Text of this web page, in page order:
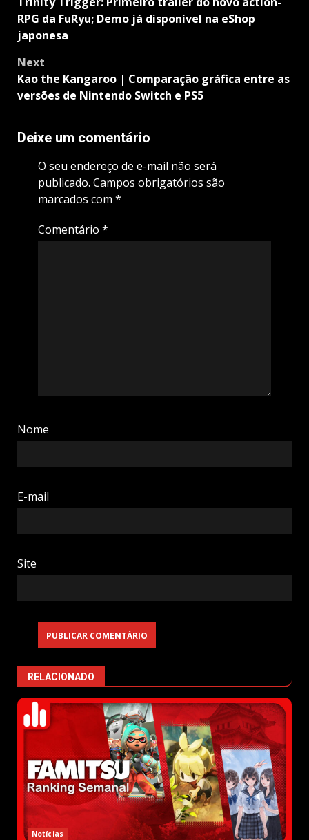
RPG da FuRyu; Demo já disponível na eShop
japonesa
Next
Kao the Kangaroo | Comparação gráfica entre as
versões de Nintendo Switch e PS5
Deixe um comentário
O seu endereço de e-mail não será
publicado. Campos obrigatórios são
marcados com *
Comentário *
Nome
E-mail
Site
RELACIONADO
Notícias